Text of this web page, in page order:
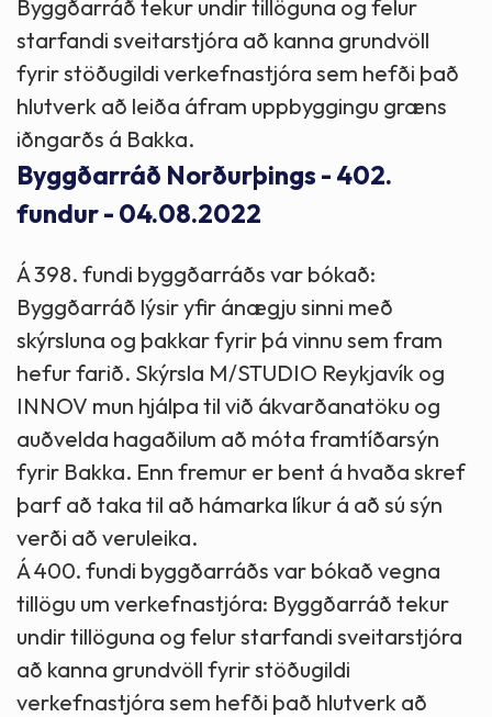
Byggðarráð tekur undir tillöguna og felur
starfandi sveitarstjóra að kanna grundvöll
fyrir stöðugildi verkefnastjóra sem hefði það
hlutverk að leiða áfram uppbyggingu græns
iðngarðs á Bakka.
Byggðarráð Norðurþings - 402.
fundur - 04.08.2022
Á 398. fundi byggðarráðs var bókað:
Byggðarráð lýsir yfir ánægju sinni með
skýrsluna og þakkar fyrir þá vinnu sem fram
hefur farið. Skýrsla M/STUDIO Reykjavík og
INNOV mun hjálpa til við ákvarðanatöku og
auðvelda hagaðilum að móta framtíðarsýn
fyrir Bakka. Enn fremur er bent á hvaða skref
þarf að taka til að hámarka líkur á að sú sýn
verði að veruleika.
Á 400. fundi byggðarráðs var bókað vegna
tillögu um verkefnastjóra: Byggðarráð tekur
undir tillöguna og felur starfandi sveitarstjóra
að kanna grundvöll fyrir stöðugildi
verkefnastjóra sem hefði það hlutverk að